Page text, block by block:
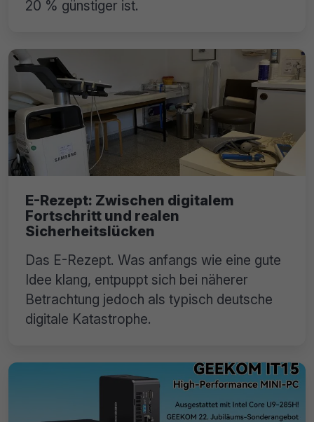
20 % günstiger ist.
E-Rezept: Zwischen digitalem
Fortschritt und realen
Sicherheitslücken
Das E-Rezept. Was anfangs wie eine gute
Idee klang, entpuppt sich bei näherer
Betrachtung jedoch als typisch deutsche
digitale Katastrophe.